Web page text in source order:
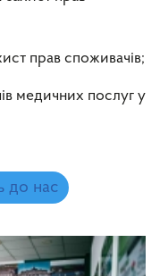
прав споживачів;
медичних послуг у
до нас